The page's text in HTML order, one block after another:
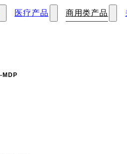
医疗产品 商用类产品
MDP